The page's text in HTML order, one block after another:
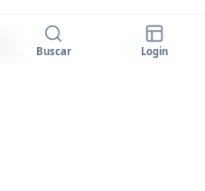
Buscar Login
Entrar